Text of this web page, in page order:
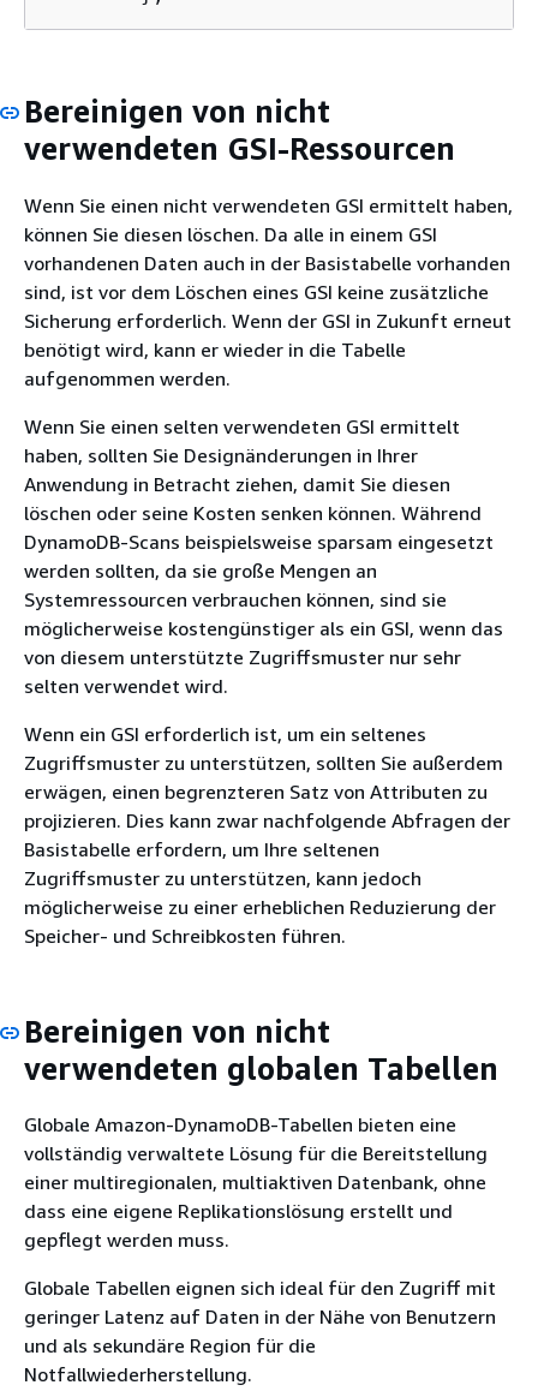
Bereinigen von nicht
verwendeten GSI-Ressourcen
Wenn Sie einen nicht verwendeten GSI ermittelt haben,
können Sie diesen löschen. Da alle in einem GSI
vorhandenen Daten auch in der Basistabelle vorhanden
sind, ist vor dem Löschen eines GSI keine zusätzliche
Sicherung erforderlich. Wenn der GSI in Zukunft erneut
benötigt wird, kann er wieder in die Tabelle
aufgenommen werden.
Wenn Sie einen selten verwendeten GSI ermittelt
haben, sollten Sie Designänderungen in Ihrer
Anwendung in Betracht ziehen, damit Sie diesen
löschen oder seine Kosten senken können. Während
DynamoDB-Scans beispielsweise sparsam eingesetzt
werden sollten, da sie große Mengen an
Systemressourcen verbrauchen können, sind sie
möglicherweise kostengünstiger als ein GSI, wenn das
von diesem unterstützte Zugriffsmuster nur sehr
selten verwendet wird.
Wenn ein GSI erforderlich ist, um ein seltenes
Zugriffsmuster zu unterstützen, sollten Sie außerdem
erwägen, einen begrenzteren Satz von Attributen zu
projizieren. Dies kann zwar nachfolgende Abfragen der
Basistabelle erfordern, um Ihre seltenen
Zugriffsmuster zu unterstützen, kann jedoch
möglicherweise zu einer erheblichen Reduzierung der
Speicher- und Schreibkosten führen.
Bereinigen von nicht
verwendeten globalen Tabellen
Globale Amazon-DynamoDB-Tabellen bieten eine
vollständig verwaltete Lösung für die Bereitstellung
einer multiregionalen, multiaktiven Datenbank, ohne
dass eine eigene Replikationslösung erstellt und
gepflegt werden muss.
Globale Tabellen eignen sich ideal für den Zugriff mit
geringer Latenz auf Daten in der Nähe von Benutzern
und als sekundäre Region für die
Notfallwiederherstellung.